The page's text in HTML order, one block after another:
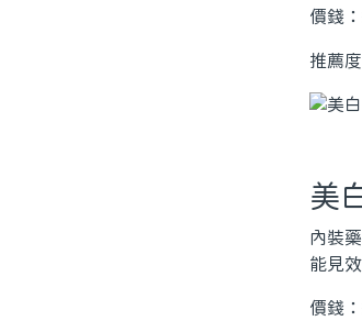
價錢
推薦
美
內裝
能見
價錢